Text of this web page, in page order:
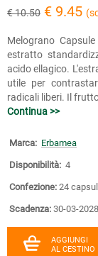
€ 10.50 € 9.45
Melograno
estratto
acido ellagico.
utile per
radicali liberi. Il
Continua >>
Marca: Erbamea
Disponibilità: 4
Confezione: 24
Scadenza: 30-03-2028
AGGIUNGI
AL CESTINO